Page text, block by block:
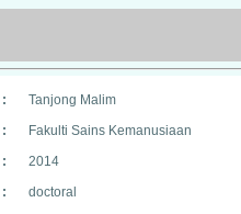
Tanjong Malim
Fakulti Sains Kemanusiaan
2014
doctoral